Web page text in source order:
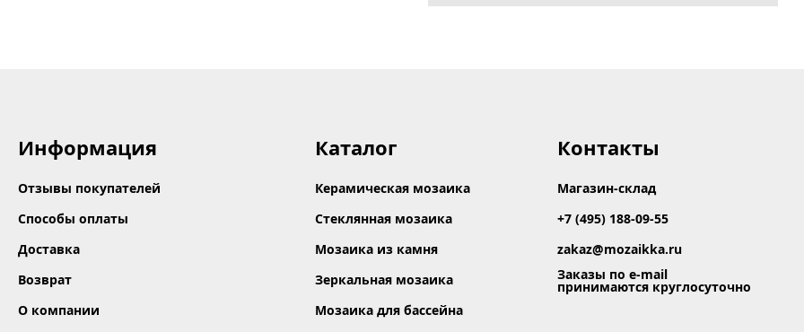
Информация
Отзывы покупателей
Способы оплаты
Доставка
Возврат
О компании
Каталог
Керамическая мозаика
Стеклянная мозаика
Мозаика из камня
Зеркальная мозаика
Мозаика для бассейна
Контакты
Магазин-склад
+7 (495) 188-09-55
zakaz@mozaikka.ru
Заказы по e-mail
принимаются круглосуточно